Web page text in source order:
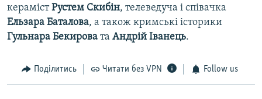
керамістРустем Скибін, телеведуча і співачка
Ельзара Баталова, а також кримські історики
Гульнара Бекирова та Андрій Іванець.
Поділитись Читати без VPN Follow us